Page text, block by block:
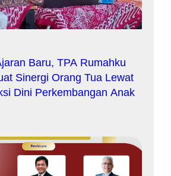
Baru, TPA Rumahku
Sinergi Orang Tua Lewat
Dini Perkembangan Anak